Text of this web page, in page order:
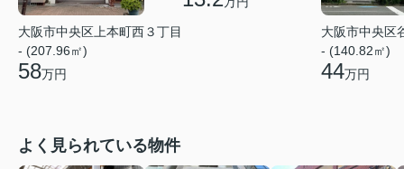
大阪市中央区上本町西３丁目
- (207.96㎡)
58万円
大阪市中央区
- (140.82㎡)
44万円
よく見られている物件